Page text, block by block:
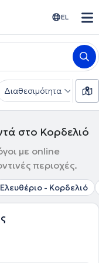
EL
Διαθεσιμότητα
στο Κορδελιό
με online
περιοχές.
Ελευθέριο - Κορδελιό